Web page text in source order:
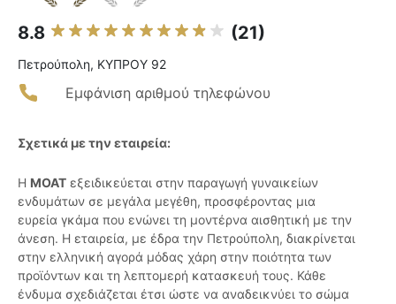
8.8 (21)
Πετρούπολη, ΚΥΠΡΟΥ 92
Εμφάνιση αριθμού τηλεφώνου
Σχετικά με την εταιρεία:
Η MOAT εξειδικεύεται στην παραγωγή γυναικείων
ενδυμάτων σε μεγάλα μεγέθη, προσφέροντας μια
ευρεία γκάμα που ενώνει τη μοντέρνα αισθητική με την
άνεση. Η εταιρεία, με έδρα την Πετρούπολη, διακρίνεται
στην ελληνική αγορά μόδας χάρη στην ποιότητα των
προϊόντων και τη λεπτομερή κατασκευή τους. Κάθε
ένδυμα σχεδιάζεται έτσι ώστε να αναδεικνύει το σώμα